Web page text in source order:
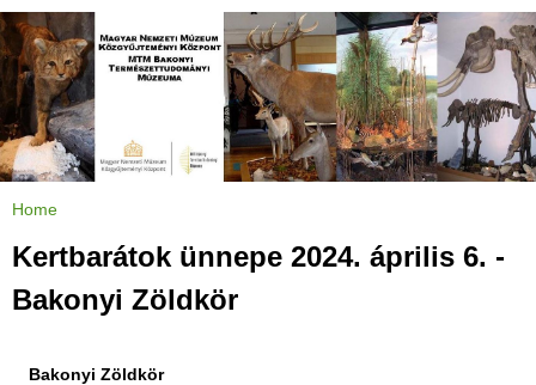
Jump to navigation
Y
u
a
e
h
Home
Kertbarátok ünnepe 2024. április 6. -
Bakonyi Zöldkör
Bakonyi Zöldkör